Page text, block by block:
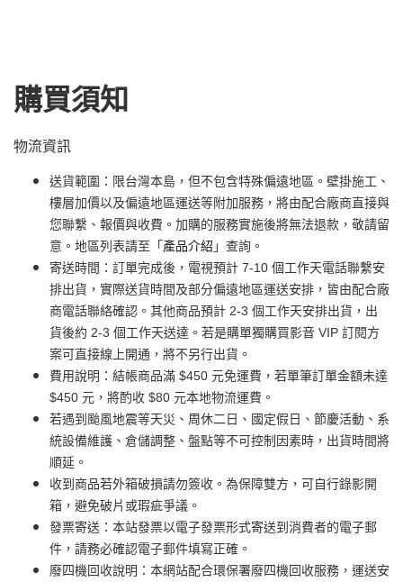
購買須知
物流資訊
送貨範圍：限台灣本島，但不包含特殊偏遠地區。壁掛施工、
樓層加價以及偏遠地區運送等附加服務，將由配合廠商直接與
您聯繫、報價與收費。加購的服務實施後將無法退款，敬請留
意。地區列表請至「 產品介紹 」查詢。
寄送時間：訂單完成後，電視預計 7-10 個工作天電話聯繫安
排出貨，實際送貨時間及部分偏遠地區運送安排，皆由配合廠
商電話聯絡確認。其他商品預計 2-3 個工作天安排出貨，出
貨後約 2-3 個工作天送達。若是購單獨購買影音 VIP 訂閱方
案可直接線上開通，將不另行出貨。
費用說明：結帳商品滿 $450 元免運費，若單筆訂單金額未達
$450 元，將酌收 $80 元本地物流運費。
若遇到颱風地震等天災、周休二日、國定假日、節慶活動、系
統設備維護、倉儲調整、盤點等不可控制因素時，出貨時間將
順延。
收到商品若外箱破損請勿簽收。為保障雙方，可自行錄影開
箱，避免破片或瑕疵爭議。
發票寄送：本站發票以電子發票形式寄送到消費者的電子郵
件，請務必確認電子郵件填寫正確。
廢四機回收說明：本網站配合環保署廢四機回收服務，運送安